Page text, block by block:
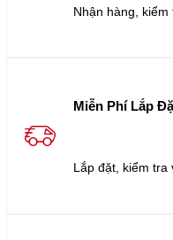
Nhận hàng,
Miễn Phí Lắp
Lắp đặt, kiểm tra